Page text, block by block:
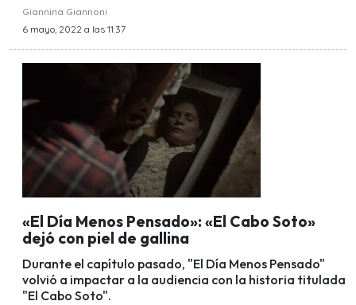
Giannina Giannoni
6 mayo, 2022 a las 11:37
«El Día Menos Pensado»: «El Cabo Soto»
dejó con piel de gallina
Durante el capítulo pasado, "El Día Menos Pensado"
volvió a impactar a la audiencia con la historia titulada
"El Cabo Soto".